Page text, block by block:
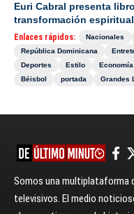
Euri Cabral presenta
transformación
Enlaces rápidos: Nacionales
República Dominicana
Deportes
Estilo Economía
Béisbol
portada Grandes
Somos una multiplataforma
televisivos. El medio